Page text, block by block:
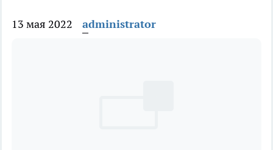
13 мая 2022 administrator